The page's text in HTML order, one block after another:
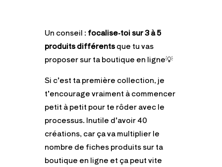
Un conseil : focalise-toi sur 3 à 5
produits différentsque tu vas
proposer sur ta boutique en ligne💡
Si c’est ta première collection, je
t’encourage vraiment à commencer
petit à petit pour te rôder avec le
processus. Inutile d’avoir 40
créations, car ça va multiplier le
nombre de fiches produits sur ta
boutique en ligne et ça peut vite